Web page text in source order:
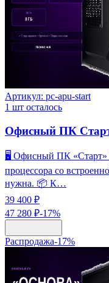
Артикул: pc-apu-start
1 шт осталось
Офисный ПК
🖥️ Офисный ПК
процессора со
нужна. 📦 К…
39 400 ₽
47 280 ₽-17%
Распродажа-17%